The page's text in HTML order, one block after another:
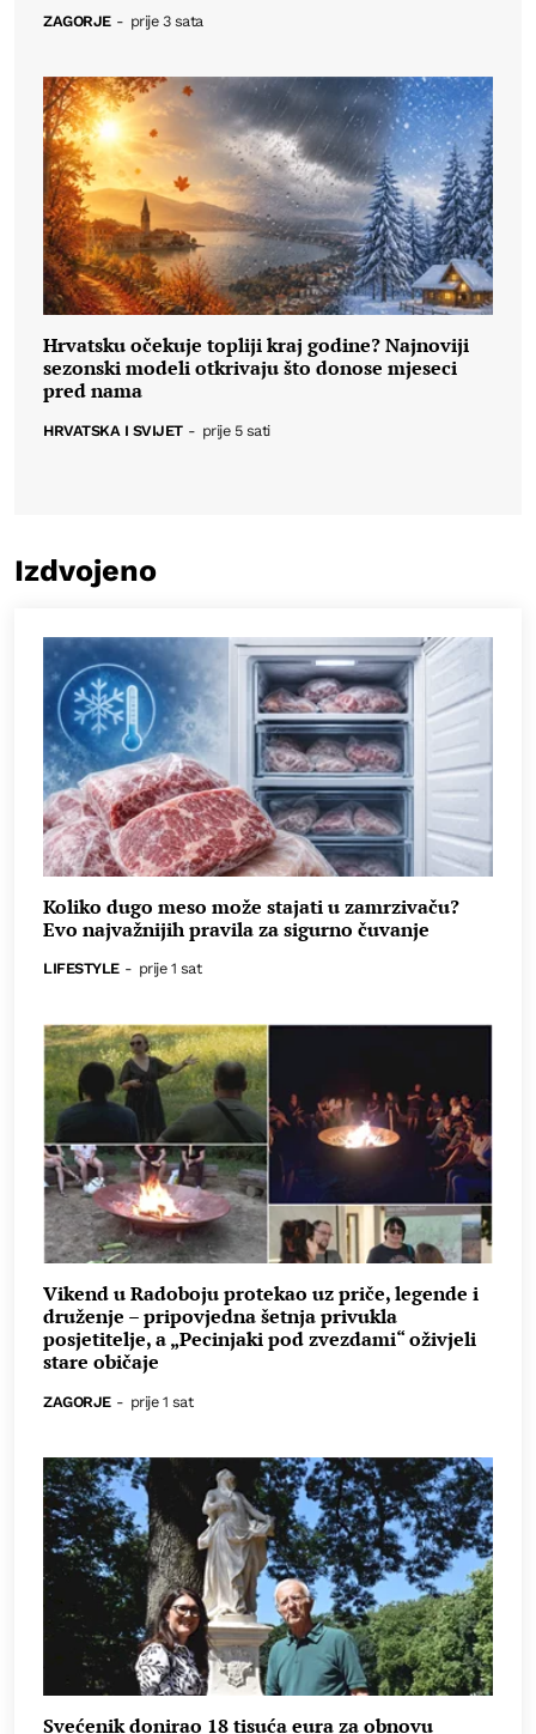
ZAGORJE - prije 3 sata
Hrvatsku očekuje topliji kraj godine? Najnoviji
sezonski modeli otkrivaju što donose mjeseci
pred nama
HRVATSKA I SVIJET - prije 5 sati
Izdvojeno
Koliko dugo meso može stajati u zamrzivaču?
Evo najvažnijih pravila za sigurno čuvanje
LIFESTYLE - prije 1 sat
Vikend u Radoboju protekao uz priče, legende i
druženje – pripovjedna šetnja privukla
posjetitelje, a „Pecinjaki pod zvezdami“ oživjeli
stare običaje
ZAGORJE - prije 1 sat
Svećenik donirao 18 tisuća eura za obnovu